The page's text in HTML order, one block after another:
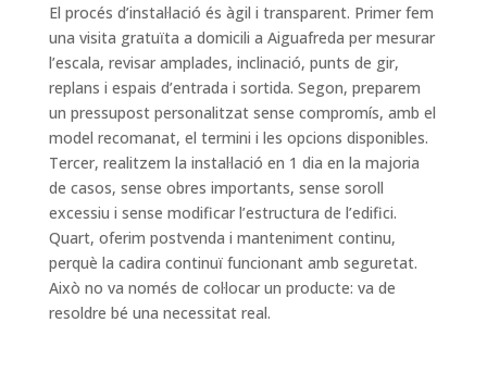
El procés d’instal·lació és àgil i transparent. Primer fem
una visita gratuïta a domicili a Aiguafreda per mesurar
l’escala, revisar amplades, inclinació, punts de gir,
replans i espais d’entrada i sortida. Segon, preparem
un pressupost personalitzat sense compromís, amb el
model recomanat, el termini i les opcions disponibles.
Tercer, realitzem la instal·lació en 1 dia en la majoria
de casos, sense obres importants, sense soroll
excessiu i sense modificar l’estructura de l’edifici.
Quart, oferim postvenda i manteniment continu,
perquè la cadira continuï funcionant amb seguretat.
Això no va només de col·locar un producte: va de
resoldre bé una necessitat real.